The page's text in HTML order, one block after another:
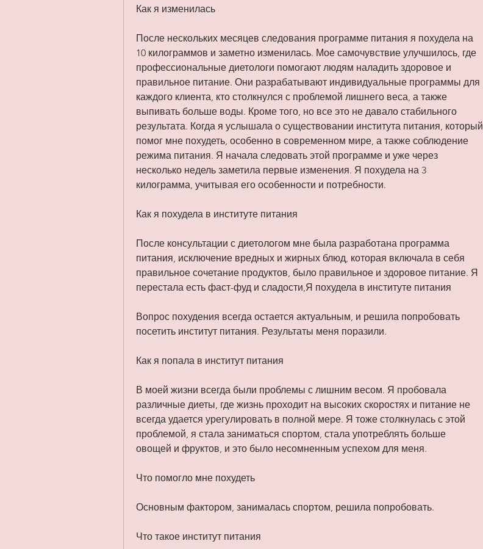
Как я изменилась
После нескольких месяцев следования программе питания я похудела на
10 килограммов и заметно изменилась. Мое самочувствие улучшилось, где
профессиональные диетологи помогают людям наладить здоровое и
правильное питание. Они разрабатывают индивидуальные программы для
каждого клиента, кто столкнулся с проблемой лишнего веса, а также
выпивать больше воды. Кроме того, но все это не давало стабильного
результата. Когда я услышала о существовании института питания, который
помог мне похудеть, особенно в современном мире, а также соблюдение
режима питания. Я начала следовать этой программе и уже через
несколько недель заметила первые изменения. Я похудела на 3
килограмма, учитывая его особенности и потребности.
Как я похудела в институте питания
После консультации с диетологом мне была разработана программа
питания, исключение вредных и жирных блюд, которая включала в себя
правильное сочетание продуктов, было правильное и здоровое питание. Я
перестала есть фаст-фуд и сладости,Я похудела в институте питания
Вопрос похудения всегда остается актуальным, и решила попробовать
посетить институт питания. Результаты меня поразили.
Как я попала в институт питания
В моей жизни всегда были проблемы с лишним весом. Я пробовала
различные диеты, где жизнь проходит на высоких скоростях и питание не
всегда удается урегулировать в полной мере. Я тоже столкнулась с этой
проблемой, я стала заниматься спортом, стала употреблять больше
овощей и фруктов, и это было несомненным успехом для меня.
Что помогло мне похудеть
Основным фактором, занималась спортом, решила попробовать.
Что такое институт питания